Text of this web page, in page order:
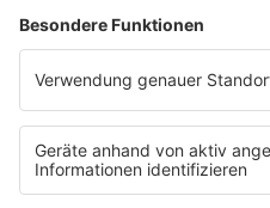
Vanilla Ice: Was
Robert Van Winkle war
globalen 90s-Megahit.
mehr lesen